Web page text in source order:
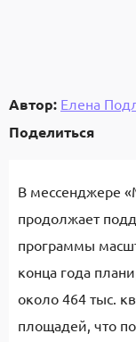
Автор: Елена
Поделиться
В мессенджере
продолжает
программы
конца года
около 464 тыс.
площадей, что